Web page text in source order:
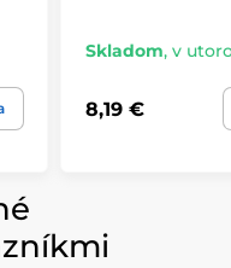
Skladom, v
8,19 €